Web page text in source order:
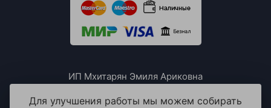
ИП Мхитарян Эмиля Ариковна
ИНН: 771385063807
ОГРН / ОГРНИП: 319508100076230
Для улучшения работы мы можем собирать